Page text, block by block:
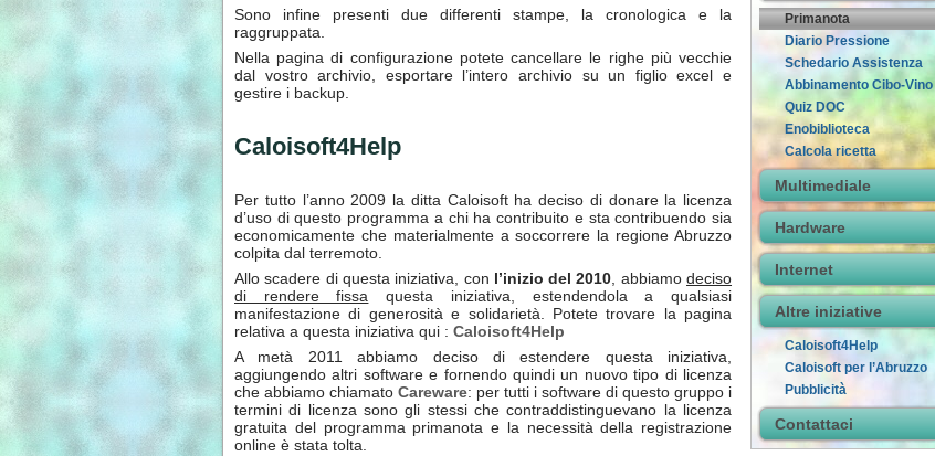
Sono infine presenti due differenti stampe, la cronologica e la
raggruppata.
Nella pagina di configurazione potete cancellare le righe più vecchie
dal vostro archivio, esportare l’intero archivio su un figlio excel e
gestire i backup.
Caloisoft4Help
Per tutto l’anno 2009 la ditta Caloisoft ha deciso di donare la licenza
d’uso di questo programma a chi ha contribuito e sta contribuendo sia
economicamente che materialmente a soccorrere la regione Abruzzo
colpita dal terremoto.
Allo scadere di questa iniziativa, con l’inizio del 2010 , abbiamodeciso
di rendere fissa questa iniziativa, estendendola a qualsiasi
manifestazione di generosità e solidarietà. Potete trovare la pagina
relativa a questa iniziativa qui : Caloisoft4Help
A metà 2011 abbiamo deciso di estendere questa iniziativa,
aggiungendo altri software e fornendo quindi un nuovo tipo di licenza
che abbiamo chiamato Careware: per tutti i software di questo gruppo i
termini di licenza sono gli stessi che contraddistinguevano la licenza
gratuita del programma primanota e la necessità della registrazione
online è stata tolta.
Primanota
Diario Pressione
Schedario Assistenza
Abbinamento Cibo-Vino
Quiz DOC
Enobiblioteca
Calcola ricetta
Multimediale
Hardware
Internet
Altre iniziative
Caloisoft4Help
Caloisoft per l’Abruzzo
Pubblicità
Contattaci